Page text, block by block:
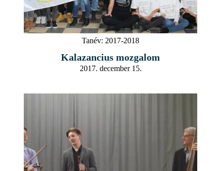
Tanév: 2017-2018
Kalazancius mozgalom
2017. december 15.